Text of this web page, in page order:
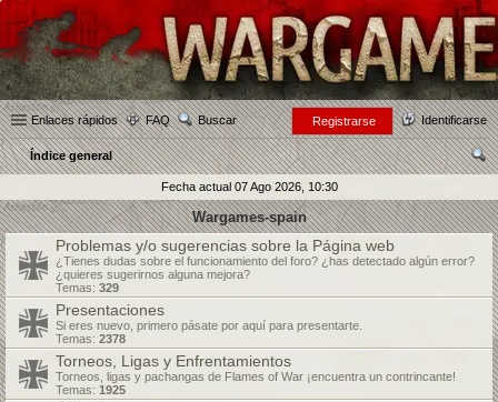
Enlaces rápidos FAQ Buscar Identificarse
Registrarse
Índice general
car
Fecha actual 07 Ago 2026, 10:30
Wargames-spain
Problemas y/o sugerencias sobre la Página web
¿Tienes dudas sobre el funcionamiento del foro? ¿has detectado algún error?
¿quieres sugerirnos alguna mejora?
Temas: 329
Presentaciones
Si eres nuevo, primero pásate por aquí para presentarte.
Temas: 2378
Torneos, Ligas y Enfrentamientos
Torneos, ligas y pachangas de Flames of War ¡encuentra un contrincante!
Temas: 1925